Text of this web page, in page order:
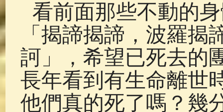
看前面那些不動的
「揭諦揭諦，波羅
訶」，希望已死去的
長年看到有生命離世
他們真的死了嗎？幾